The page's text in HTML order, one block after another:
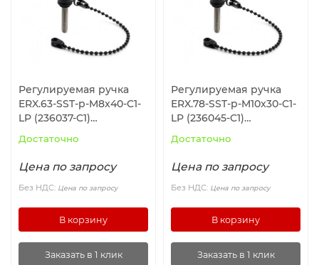
Регулируемая ручка
ERX.63-SST-p-M8x40-C1-
LP (236037-C1)
Достаточно
Цена по запросу
Без НДС: Цена по запросу
В корзину
Заказать в 1 клик
Регулируемая ручка
ERX.78-SST-p-M10x30-C1-
LP (236045-C1)
Достаточно
Цена по запросу
Без НДС: Цена по запросу
В корзину
Заказать в 1 клик